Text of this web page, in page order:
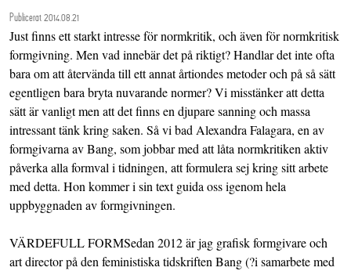
Publicerat 2014.08.21
Just finns ett starkt intresse för normkritik, och även för normkritisk
formgivning. Men vad innebär det på riktigt? Handlar det inte ofta
bara om att återvända till ett annat årtiondes metoder och på så sätt
egentligen bara bryta nuvarande normer? Vi misstänker att detta
sätt är vanligt men att det finns en djupare sanning och massa
intressant tänk kring saken. Så vi bad Alexandra Falagara, en av
formgivarna av Bang, som jobbar med att låta normkritiken aktiv
påverka alla formval i tidningen, att formulera sej kring sitt arbete
med detta. Hon kommer i sin text guida oss igenom hela
uppbyggnaden av formgivningen.
VÄRDEFULL FORMSedan 2012 är jag grafisk formgivare och
art director på den feministiska tidskriften Bang (?i samarbete med